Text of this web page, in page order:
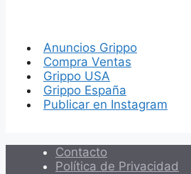
Anuncios Grippo
Compra Ventas
Grippo USA
Grippo España
Publicar en Instagram
Contacto
Política de Privacidad